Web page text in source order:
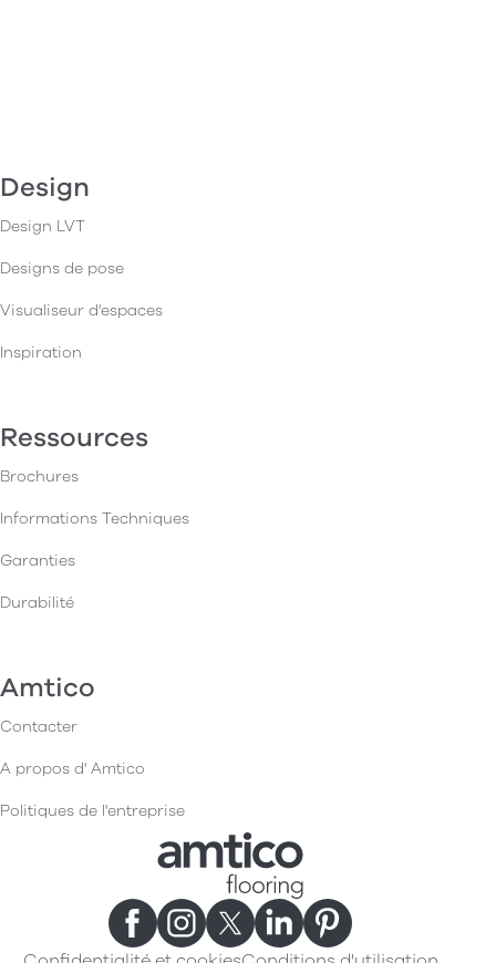
Design
Design LVT
Designs de pose
Visualiseur d'espaces
Inspiration
Ressources
Brochures
Informations Techniques
Garanties
Durabilité
Amtico
Contacter
A propos d' Amtico
Politiques de l'entreprise